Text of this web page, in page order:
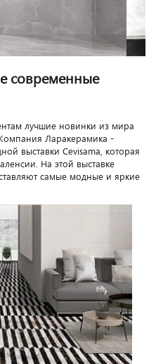
современные
лучшие новинки из мира
Ларакерамика -
выставки Cevisama, которая
На этой выставке
самые модные и яркие